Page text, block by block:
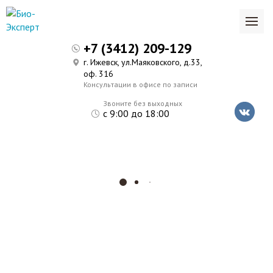
Звоните без выходных
с 9:00 до 18:00
+7 (3412) 209-129
г. Ижевск, ул.Маяковского, д.33,
оф. 316
Консультации в офисе по записи